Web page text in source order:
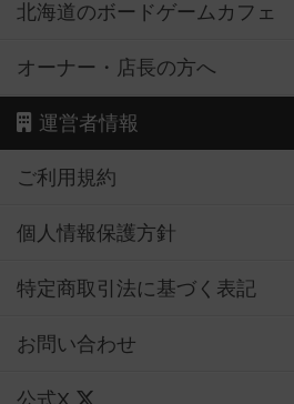
北海道のボードゲームカフェ
オーナー・店長の方へ
運営者情報
ご利用規約
個人情報保護方針
特定商取引法に基づく表記
お問い合わせ